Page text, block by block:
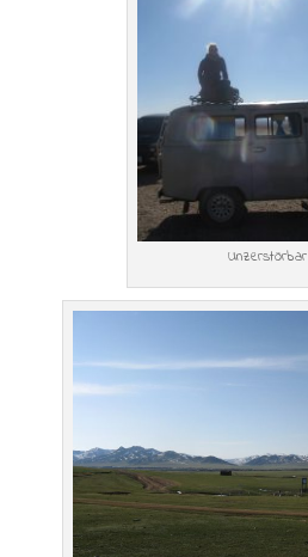
Unzerstörbar